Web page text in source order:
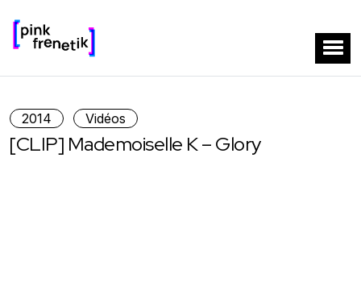
2014 Vidéos
[CLIP] Mademoiselle K – Glory